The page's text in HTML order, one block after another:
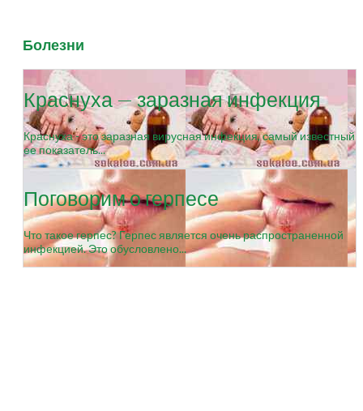
Болезни
Краснуха — заразная инфекция
Краснуха - это заразная вирусная инфекция, самый известный
ее показатель...
Поговорим о герпесе
Что такое герпес? Герпес является очень распространенной
инфекцией. Это обусловлено...